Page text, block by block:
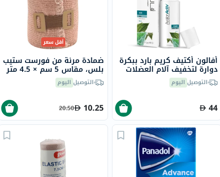
أفالون أكتيف كريم بارد ببكرة
دوارة لتخفيف آلام العضلات
والمفاصل 59 مل
التوصيل اليوم
44
أقل سعر
ضمادة مرنة من فورست ستيب
بلس، مقاس 5 سم × 4.5 متر
التوصيل اليوم
10.25
20.50